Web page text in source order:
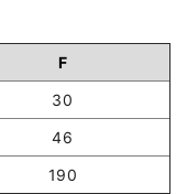
F
30
46
190